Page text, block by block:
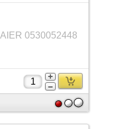
0530052448